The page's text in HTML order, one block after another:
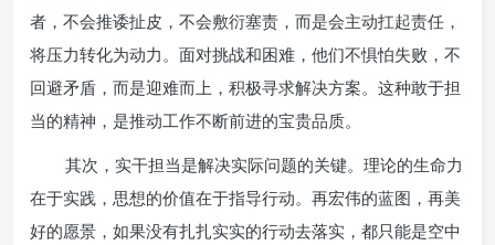
者，不会推诿扯皮，不会敷衍塞责，而是会主动扛起责任，
将压力转化为动力。面对挑战和困难，他们不惧怕失败，不
回避矛盾，而是迎难而上，积极寻求解决方案。这种敢于担
当的精神，是推动工作不断前进的宝贵品质。
其次，实干担当是解决实际问题的关键。理论的生命力
在于实践，思想的价值在于指导行动。再宏伟的蓝图，再美
好的愿景，如果没有扎扎实实的行动去落实，都只能是空中